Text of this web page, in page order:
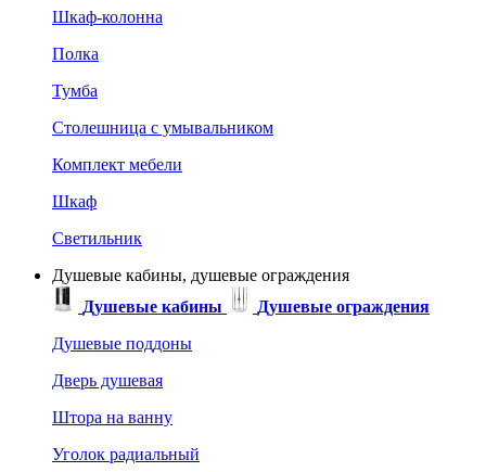
Шкаф-колонна
Полка
Тумба
Столешница с умывальником
Комплект мебели
Шкаф
Светильник
Душевые кабины, душевые ограждения
Душевые кабины
Душевые ограждения
Душевые поддоны
Дверь душевая
Штора на ванну
Уголок радиальный